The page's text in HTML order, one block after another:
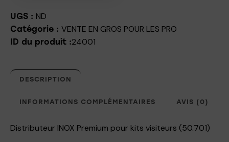
UGS : ND
Catégorie : VENTE EN GROS POUR LES PRO
ID du produit :24001
DESCRIPTION
INFORMATIONS COMPLÉMENTAIRES AVIS (0)
Distributeur INOX Premium pour kits visiteurs (50.701)